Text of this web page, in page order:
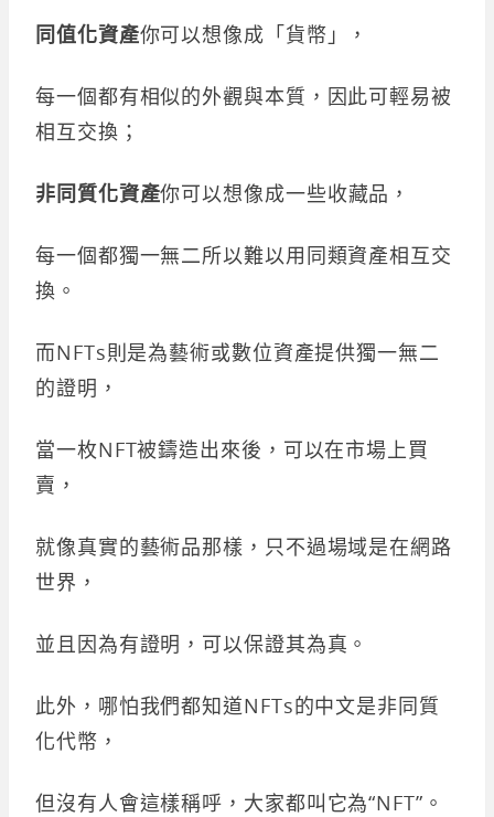
同值化資產你可以想像成「貨幣」，
每一個都有相似的外觀與本質，因此可輕易被
相互交換；
非同質化資產你可以想像成一些收藏品，
每一個都獨一無二所以難以用同類資產相互交
換。
而NFTs則是為藝術或數位資產提供獨一無二
的證明，
當一枚NFT被鑄造出來後，可以在市場上買
賣，
就像真實的藝術品那樣，只不過場域是在網路
世界，
並且因為有證明，可以保證其為真。
此外，哪怕我們都知道NFTs的中文是非同質
化代幣，
但沒有人會這樣稱呼，大家都叫它為“NFT”。